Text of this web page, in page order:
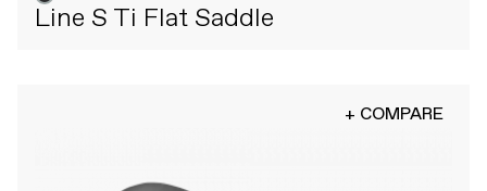
Line S Ti Flat Saddle
+ COMPARE